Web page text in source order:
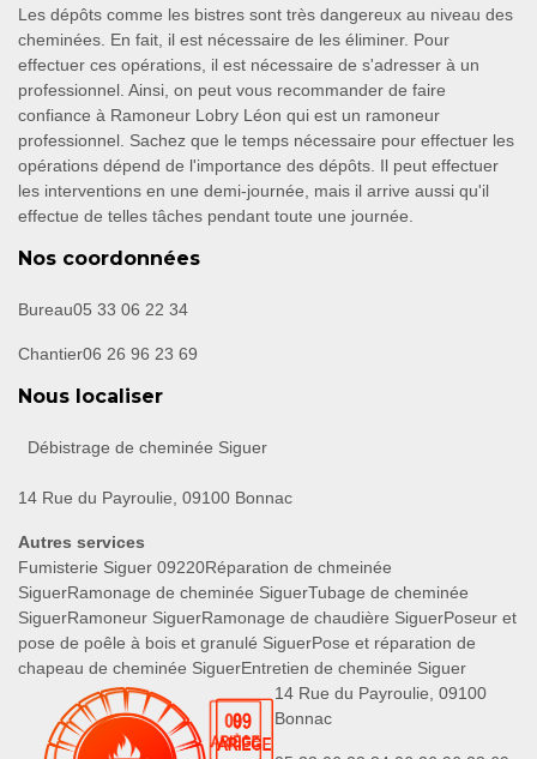
Les dépôts comme les bistres sont très dangereux au niveau des
cheminées. En fait, il est nécessaire de les éliminer. Pour
effectuer ces opérations, il est nécessaire de s'adresser à un
professionnel. Ainsi, on peut vous recommander de faire
confiance à Ramoneur Lobry Léon qui est un ramoneur
professionnel. Sachez que le temps nécessaire pour effectuer les
opérations dépend de l'importance des dépôts. Il peut effectuer
les interventions en une demi-journée, mais il arrive aussi qu'il
effectue de telles tâches pendant toute une journée.
Nos coordonnées
Bureau05 33 06 22 34
Chantier06 26 96 23 69
Nous localiser
Débistrage de cheminée Siguer
14 Rue du Payroulie, 09100 Bonnac
Autres services
Fumisterie Siguer 09220Réparation de chmeinée
SiguerRamonage de cheminée SiguerTubage de cheminée
SiguerRamoneur SiguerRamonage de chaudière SiguerPoseur et
pose de poêle à bois et granulé SiguerPose et réparation de
chapeau de cheminée SiguerEntretien de cheminée Siguer
14 Rue du Payroulie, 09100
Bonnac